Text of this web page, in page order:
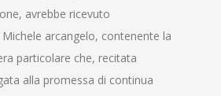
avrebbe ricevuto
arcangelo, contenente la
particolare che, recitata
alla promessa di continua